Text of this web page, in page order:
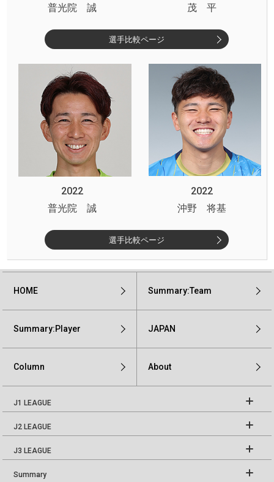
普光院 誠
茂 平
選手比較ページ
2022
2022
普光院 誠
沖野 将基
選手比較ページ
HOME Summary:Team
Summary:Player JAPAN
Column About
J1 LEAGUE
J2 LEAGUE
J3 LEAGUE
Summary